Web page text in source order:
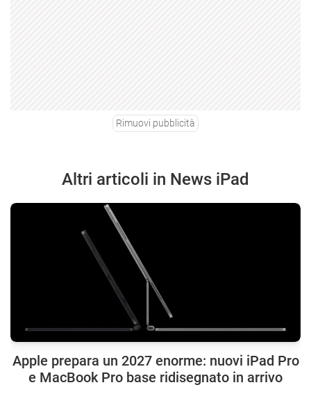
Rimuovi pubblicità
Altri articoli in News iPad
Apple prepara un 2027 enorme: nuovi iPad Pro
e MacBook Pro base ridisegnato in arrivo